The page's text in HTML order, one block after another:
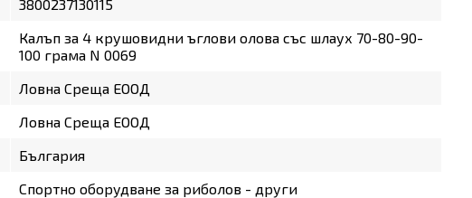
3800237130115
Калъп за 4 крушовидни ъглови олова със шлаух 70-80-90-
100 грама N 0069
Ловна Среща ЕООД
Ловна Среща ЕООД
България
Спортно оборудване за риболов - други